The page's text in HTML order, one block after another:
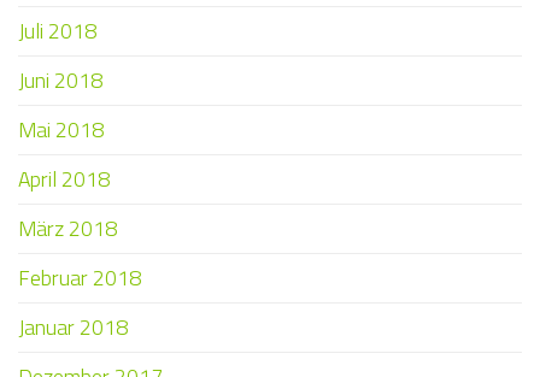
Juli 2018
Juni 2018
Mai 2018
April 2018
März 2018
Februar 2018
Januar 2018